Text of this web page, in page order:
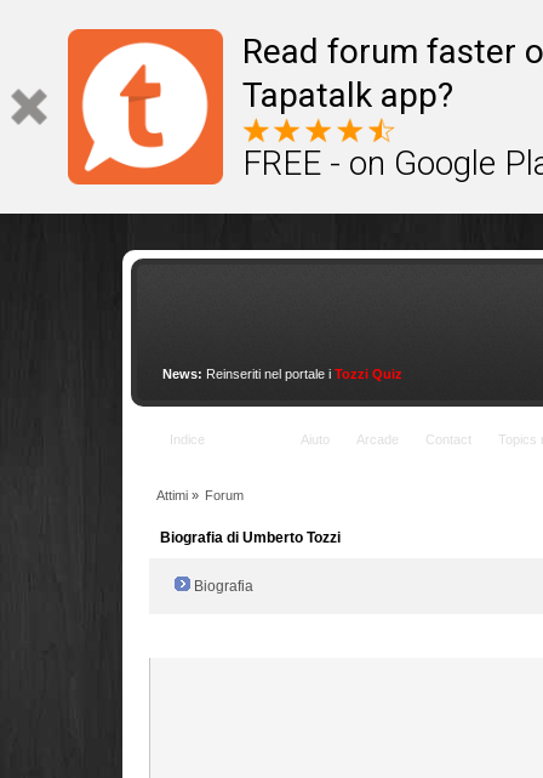
Read forum faster
Tapatalk app?
FREE - on Google
News: Reinseriti nel portale i Tozzi Quiz
Indice Aiuto Arcade Contact Topics
Attimi» Forum
Biografia di Umberto Tozzi
Biografia